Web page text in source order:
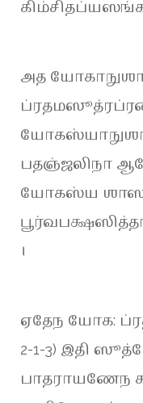
அத
பதஞ்ஜலிநா
யோகஸ்ய
।
ஏதேந யோக:
2-1-3) இதி
பாதராயணேந